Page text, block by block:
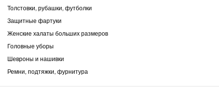
Толстовки, рубашки, футболки
Защитные фартуки
Женские халаты больших размеров
Головные уборы
Шевроны и нашивки
Ремни, подтяжки, фурнитура